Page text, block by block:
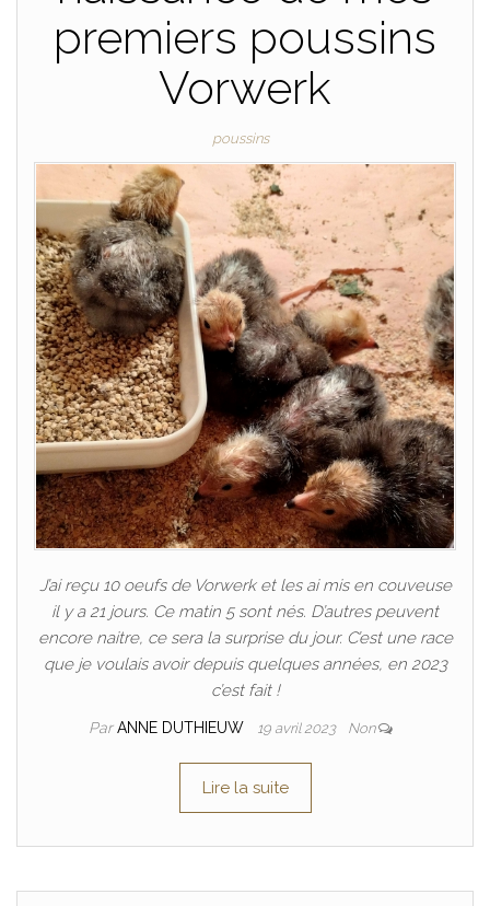
premiers poussins
Vorwerk
poussins
J’ai reçu 10 oeufs de Vorwerk et les ai mis en couveuse
il y a 21 jours. Ce matin 5 sont nés. D’autres peuvent
encore naitre, ce sera la surprise du jour. C’est une race
que je voulais avoir depuis quelques années, en 2023
c’est fait !
ParANNE DUTHIEUW 19 avril 2023 Non
Lire la suite